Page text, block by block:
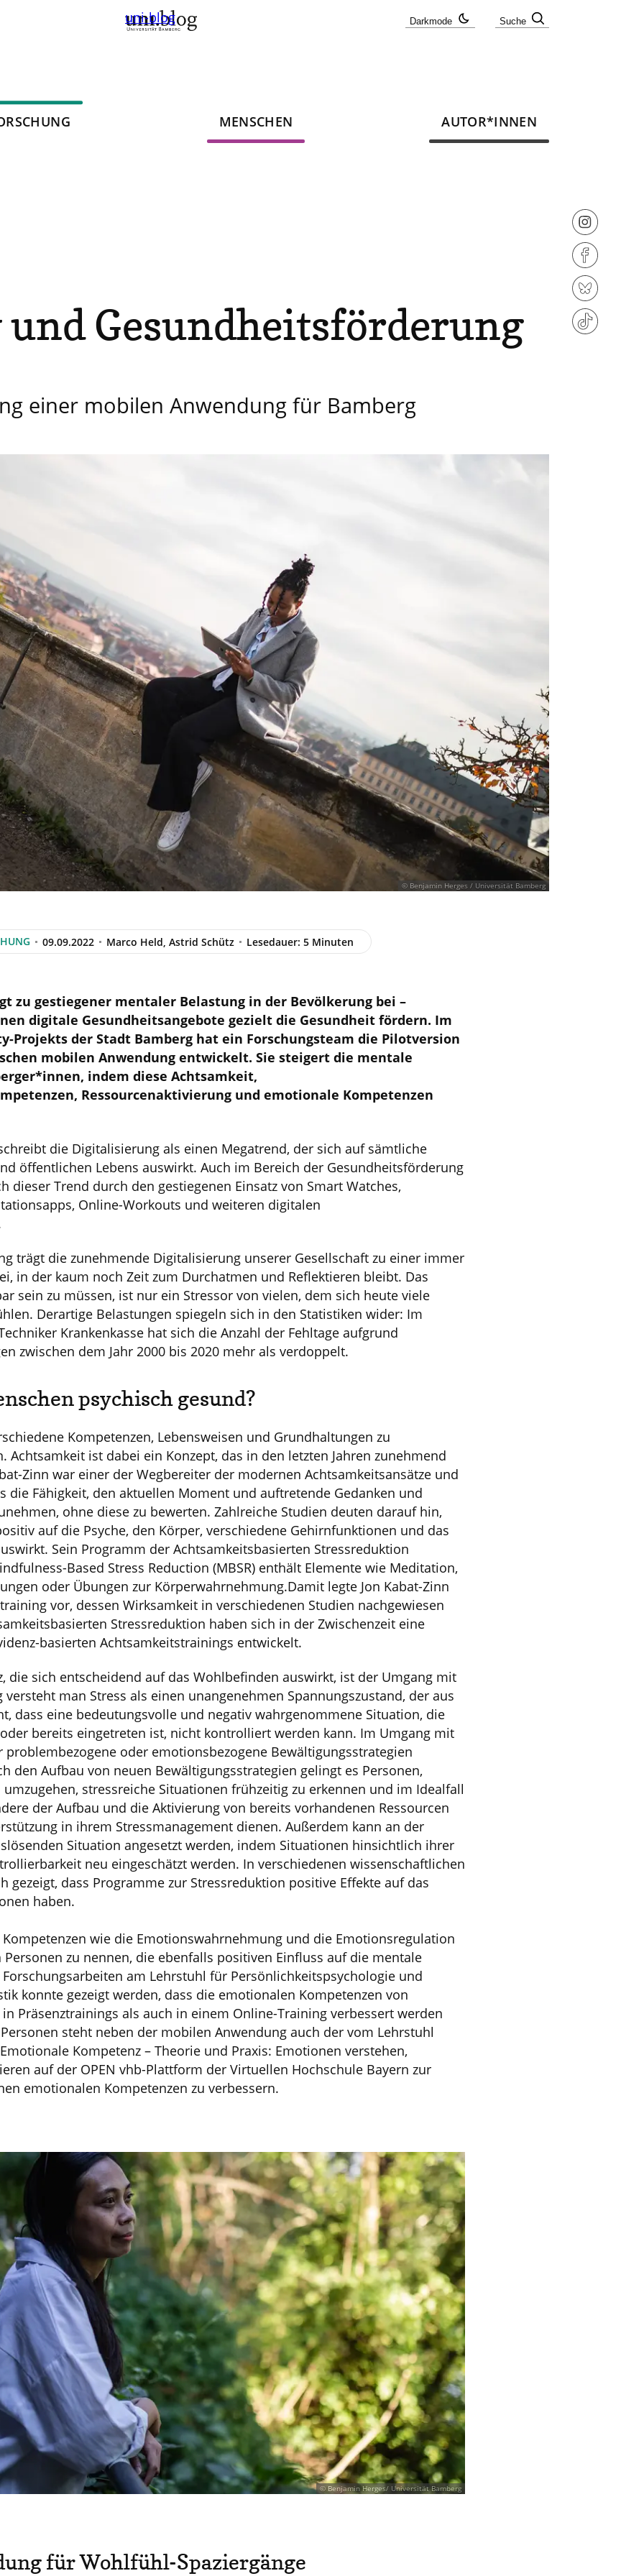
Darkmode Suche
uni-blog
MENSCHEN AUTOR*INNEN
Gesundheitsförderung
einer mobilen Anwendung für Bamberg
© Benjamin Herges / Universität Bamberg
09.09.2022 Marco Held, Astrid Schütz Lesedauer: 5 Minuten
zu gestiegener mentaler Belastung in der Bevölkerung bei –
digitale Gesundheitsangebote gezielt die Gesundheit fördern. Im
Projekts der Stadt Bamberg hat ein Forschungsteam die Pilotversion
mobilen Anwendung entwickelt. Sie steigert die mentale
indem diese Achtsamkeit,
Ressourcenaktivierung und emotionale Kompetenzen
die Digitalisierung als einen Megatrend, der sich auf sämtliche
öffentlichen Lebens auswirkt. Auch im Bereich der Gesundheitsförderung
dieser Trend durch den gestiegenen Einsatz von Smart Watches,
Online-Workouts und weiteren digitalen
trägt die zunehmende Digitalisierung unserer Gesellschaft zu einer immer
in der kaum noch Zeit zum Durchatmen und Reflektieren bleibt. Das
sein zu müssen, ist nur ein Stressor von vielen, dem sich heute viele
Derartige Belastungen spiegeln sich in den Statistiken wider: Im
Krankenkasse hat sich die Anzahl der Fehltage aufgrund
zwischen dem Jahr 2000 bis 2020 mehr als verdoppelt.
psychisch gesund?
Kompetenzen, Lebensweisen und Grundhaltungen zu
Achtsamkeit ist dabei ein Konzept, das in den letzten Jahren zunehmend
Zinn war einer der Wegbereiter der modernen Achtsamkeitsansätze und
die Fähigkeit, den aktuellen Moment und auftretende Gedanken und
ohne diese zu bewerten. Zahlreiche Studien deuten darauf hin,
auf die Psyche, den Körper, verschiedene Gehirnfunktionen und das
Sein Programm der Achtsamkeitsbasierten Stressreduktion
Based Stress Reduction (MBSR) enthält Elemente wie Meditation,
oder Übungen zur Körperwahrnehmung.Damit legte Jon Kabat-Zinn
vor, dessen Wirksamkeit in verschiedenen Studien nachgewiesen
Stressreduktion haben sich in der Zwischenzeit eine
basierten Achtsamkeitstrainings entwickelt.
die sich entscheidend auf das Wohlbefinden auswirkt, ist der Umgang mit
versteht man Stress als einen unangenehmen Spannungszustand, der aus
dass eine bedeutungsvolle und negativ wahrgenommene Situation, die
bereits eingetreten ist, nicht kontrolliert werden kann. Im Umgang mit
problembezogene oder emotionsbezogene Bewältigungsstrategien
den Aufbau von neuen Bewältigungsstrategien gelingt es Personen,
stressreiche Situationen frühzeitig zu erkennen und im Idealfall
der Aufbau und die Aktivierung von bereits vorhandenen Ressourcen
in ihrem Stressmanagement dienen. Außerdem kann an der
Situation angesetzt werden, indem Situationen hinsichtlich ihrer
neu eingeschätzt werden. In verschiedenen wissenschaftlichen
gezeigt, dass Programme zur Stressreduktion positive Effekte auf das
haben.
wie die Emotionswahrnehmung und die Emotionsregulation
zu nennen, die ebenfalls positiven Einfluss auf die mentale
am Lehrstuhl für Persönlichkeitspsychologie und
konnte gezeigt werden, dass die emotionalen Kompetenzen von
Präsenztrainings als auch in einem Online-Training verbessert werden
steht neben der mobilen Anwendung auch der vom Lehrstuhl
Kompetenz – Theorie und Praxis: Emotionen verstehen,
auf der OPEN vhb-Plattform der Virtuellen Hochschule Bayern zur
emotionalen Kompetenzen zu verbessern.
© Benjamin Herges/ Universität Bamberg
für Wohlfühl-Spaziergänge